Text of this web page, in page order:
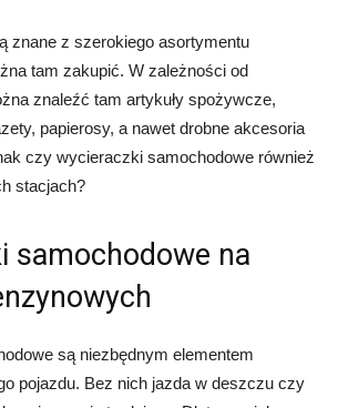
znane z szerokiego asortymentu
tam zakupić. W zależności od
znaleźć tam artykuły spożywcze,
papierosy, a nawet drobne akcesoria
czy wycieraczki samochodowe również
stacjach?
samochodowe na
są niezbędnym elementem
pojazdu. Bez nich jazda w deszczu czy